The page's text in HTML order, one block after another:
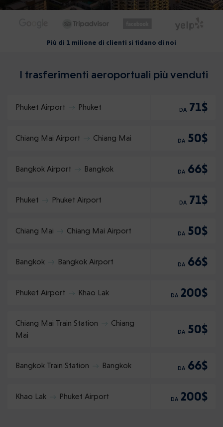
Più di 1 milione di clienti si fidano di noi
I trasferimenti aeroportuali più venduti
Phuket Airport Phuket DA 71$
Chiang Mai Airport Chiang Mai DA 50$
Bangkok Airport Bangkok DA 66$
Phuket Phuket Airport DA 71$
Chiang Mai Chiang Mai Airport DA 50$
Bangkok Bangkok Airport DA 66$
Phuket Airport Khao Lak DA 200$
Chiang Mai Train Station
Chiang
Mai
DA 50$
Bangkok Train Station Bangkok DA 66$
Khao Lak Phuket Airport DA 200$